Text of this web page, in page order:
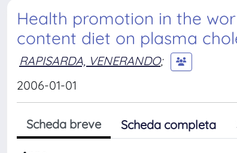
Health promotion in the
content diet on plasma
RAPISARDA, VENERANDO;
2006-01-01
Scheda breve Scheda completa